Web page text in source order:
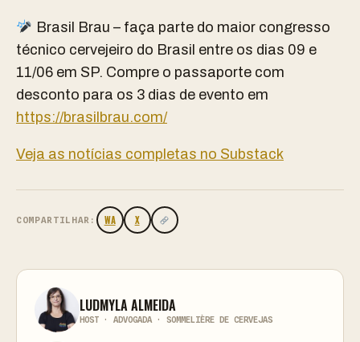
Brasil Brau – faça parte do maior congresso
técnico cervejeiro do Brasil entre os dias 09 e
11/06 em SP. Compre o passaporte com
desconto para os 3 dias de evento em
https://brasilbrau.com/
Veja as notícias completas no Substack
COMPARTILHAR: WA X
LUDMYLA ALMEIDA
HOST · ADVOGADA · SOMMELIÈRE DE CERVEJAS